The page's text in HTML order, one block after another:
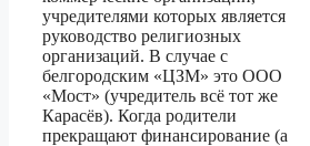
учредителями которых является
руководство религиозных
организаций. В случае с
белгородским «ЦЗМ» это ООО
«Мост» (учредитель всё тот же
Карасёв). Когда родители
прекращают финансирование (а